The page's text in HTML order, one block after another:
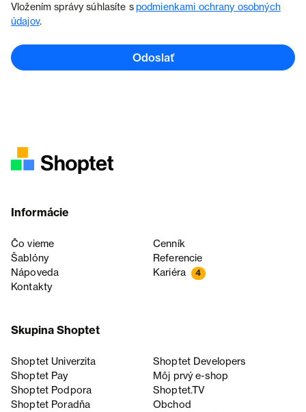
Vložením správy súhlasíte spodmienkami ochrany osobných
údajov.
Odoslať
Informácie
Čo vieme
Cenník
Šablóny
Referencie
Nápoveda
Kariéra 4
Kontakty
Skupina Shoptet
Shoptet Univerzita
Shoptet Developers
Shoptet Pay
Môj prvý e-shop
Shoptet Podpora
Shoptet.TV
Shoptet Poradňa
Obchod